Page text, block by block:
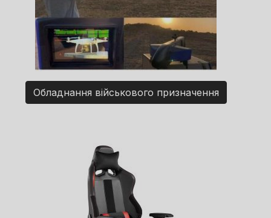
Обладнання військового призначення